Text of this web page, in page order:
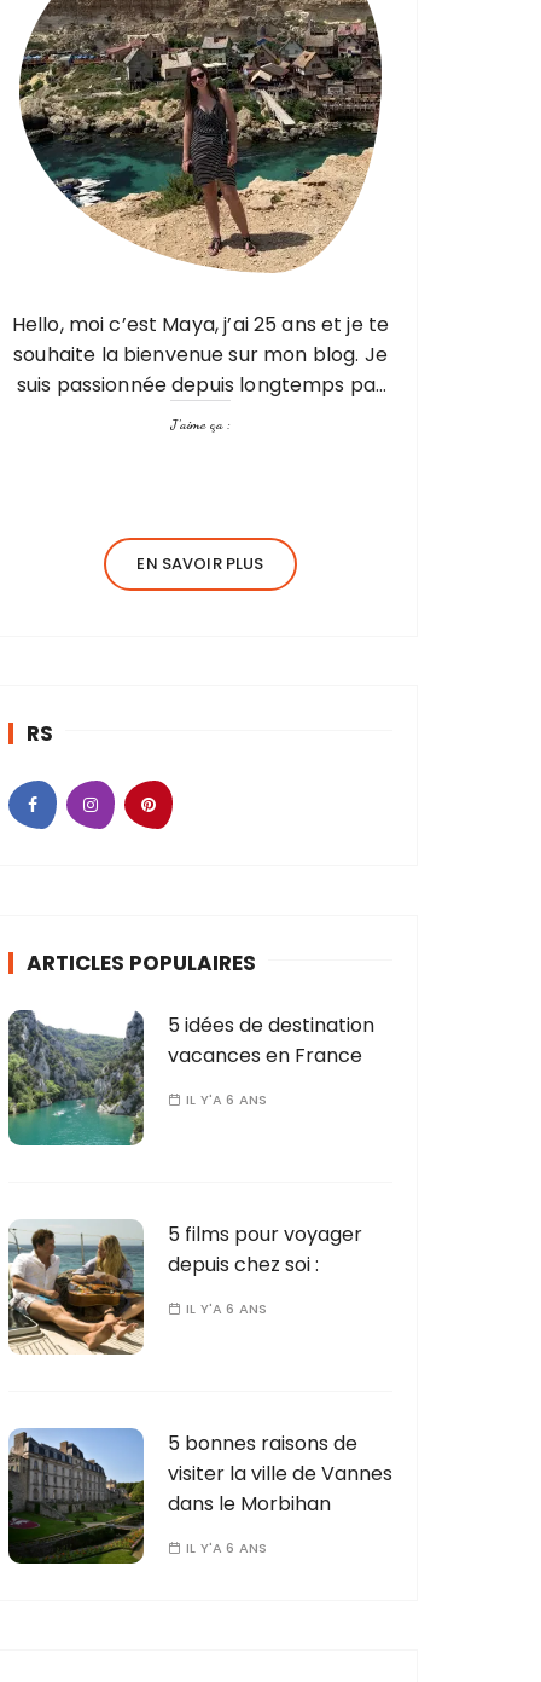
Hello, moi c’est Maya, j’ai 25 ans et je te
souhaite la bienvenue sur mon blog. Je
suis passionnée depuis longtemps par
les voyages, mais pas seulement par
J’aime ça :
EN SAVOIR PLUS
RS
ARTICLES POPULAIRES
5 idées de destination
vacances en France
IL Y'A 6 ANS
5 films pour voyager
depuis chez soi :
IL Y'A 6 ANS
5 bonnes raisons de
visiter la ville de Vannes
dans le Morbihan
IL Y'A 6 ANS